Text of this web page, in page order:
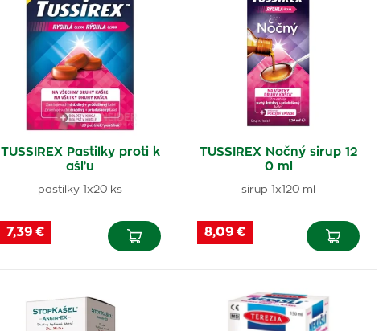
TUSSIREX Pastilky proti k
ašľu
pastilky 1x20 ks
7,39 €
TUSSIREX Nočný sirup 12
0 ml
sirup 1x120 ml
8,09 €